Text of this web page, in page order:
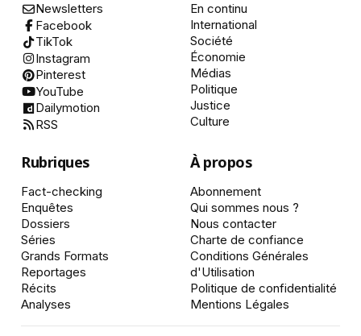
Newsletters
Facebook
TikTok
Instagram
Pinterest
YouTube
Dailymotion
RSS
En continu
International
Société
Économie
Médias
Politique
Justice
Culture
Rubriques
Fact-checking
Enquêtes
Dossiers
Séries
Grands Formats
Reportages
Récits
Analyses
À propos
Abonnement
Qui sommes nous ?
Nous contacter
Charte de confiance
Conditions Générales
d'Utilisation
Politique de confidentialité
Mentions Légales